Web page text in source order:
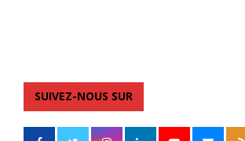
SUIVEZ-NOUS SUR